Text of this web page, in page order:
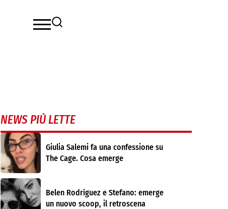
NEWS PIÙ LETTE
Giulia Salemi fa una confessione su
The Cage. Cosa emerge
Belen Rodríguez e Stefano: emerge
un nuovo scoop, il retroscena